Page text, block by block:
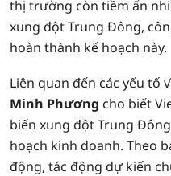
thị trường còn tiềm ẩn
xung đột Trung Đông,
hoàn thành kế hoạch này.
Liên quan đến các yếu tố
Minh Phương cho biết
biến xung đột Trung
hoạch kinh doanh. Theo
động, tác động dự kiến